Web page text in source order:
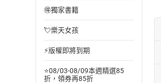
🉐獨家書籍
💘樂天女孩
⚡版權即將到期
⭐08/03-08/09本週精選85
折，領券再85折